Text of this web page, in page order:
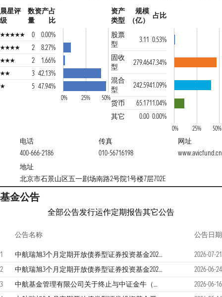
晨星评
级
数
量
资产占
比
0
0.00%
2
8.27%
2
1.66%
3 42.13%
5 47.94%
0% 25% 50%
资产
类型
规模
（亿）
占比
股票
型
3.11 0.53%
固收
型
279.4647.34%
混合
型
242.5941.09%
货币
65.1711.04%
其它
0.00 0.00%
0% 25% 50%
电话
400-666-2186
传真
010-56716198
网址
www.avicfund.cn
地址
北京市石景山区五一剧场南路2号院1号楼7层702E
基金公告
全部公告发行运作定期报告其它公告
公告名称 公告日期
1 中航瑞旭3个月定期开放债券型证券投资基金2026年第二季度报告
2026-07-21
2
中航瑞旭3个月定期开放债券型证券投资基金2026年分红公告
2026-06-24
3
中航基金管理有限公司关于终止与中证金牛（北京）基金销售有限公司销售业务的公告
2026-06-16